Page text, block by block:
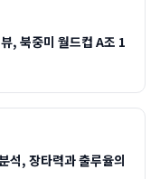
, 북중미 월드컵 A조 1
석, 장타력과 출루율의